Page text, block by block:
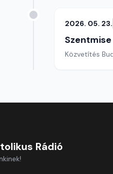
2026. 05. 23.
Szentmise
Közvetítés
Rádió